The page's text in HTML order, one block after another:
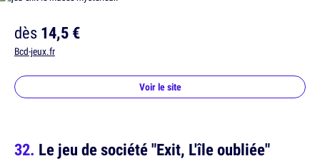
dès14,5 €
Bcd-jeux.fr
Voir le site
Le jeu de société "Exit, L'île oubliée"